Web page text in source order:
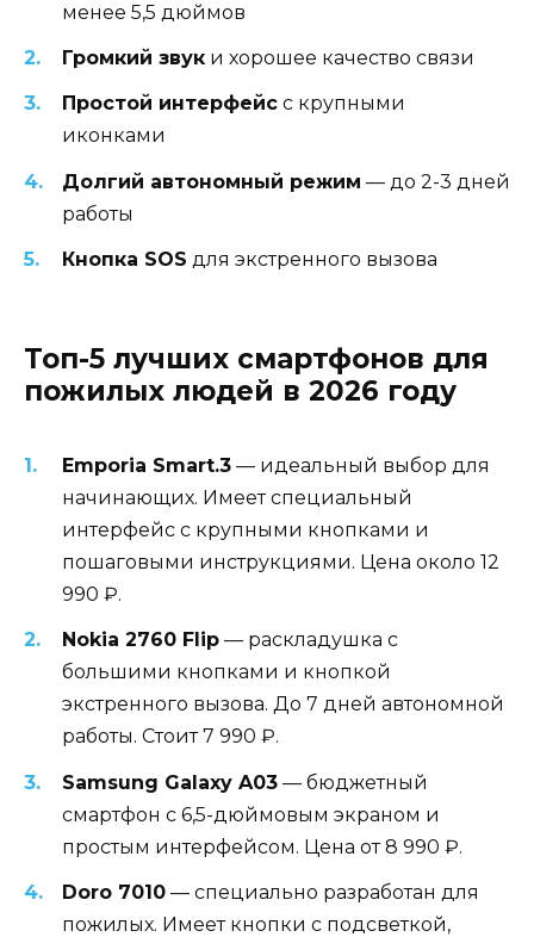
менее 5,5 дюймов
Громкий звук и хорошее качество связи
Простой интерфейс с крупными
иконками
Долгий автономный режим — до 2-3 дней
работы
Кнопка SOS для экстренного вызова
Топ-5 лучших смартфонов для
пожилых людей в 2026 году
Emporia Smart.3 — идеальный выбор для
начинающих. Имеет специальный
интерфейс с крупными кнопками и
пошаговыми инструкциями. Цена около 12
990 ₽.
Nokia 2760 Flip — раскладушка с
большими кнопками и кнопкой
экстренного вызова. До 7 дней автономной
работы. Стоит 7 990 ₽.
Samsung Galaxy A03 — бюджетный
смартфон с 6,5-дюймовым экраном и
простым интерфейсом. Цена от 8 990 ₽.
Doro 7010 — специально разработан для
пожилых. Имеет кнопки с подсветкой,